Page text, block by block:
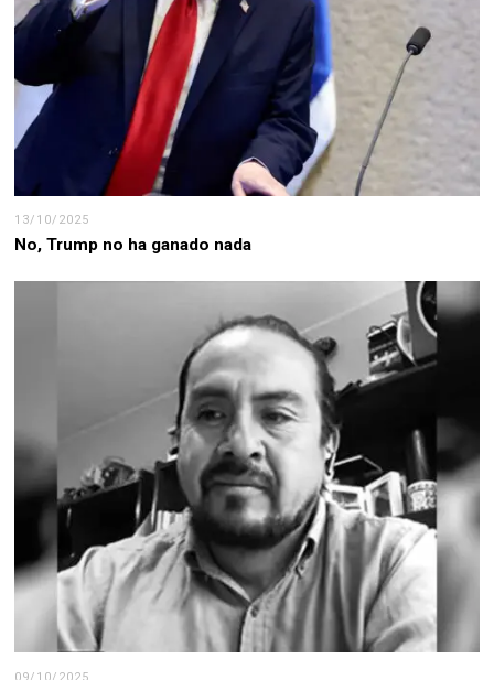
13/10/2025
No, Trump no ha ganado nada
09/10/2025